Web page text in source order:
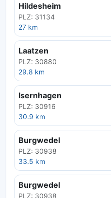
Hildesheim
PLZ: 31134
27 km
Laatzen
PLZ: 30880
29.8 km
Isernhagen
PLZ: 30916
30.9 km
Burgwedel
PLZ: 30938
33.5 km
Burgwedel
PLZ: 30938